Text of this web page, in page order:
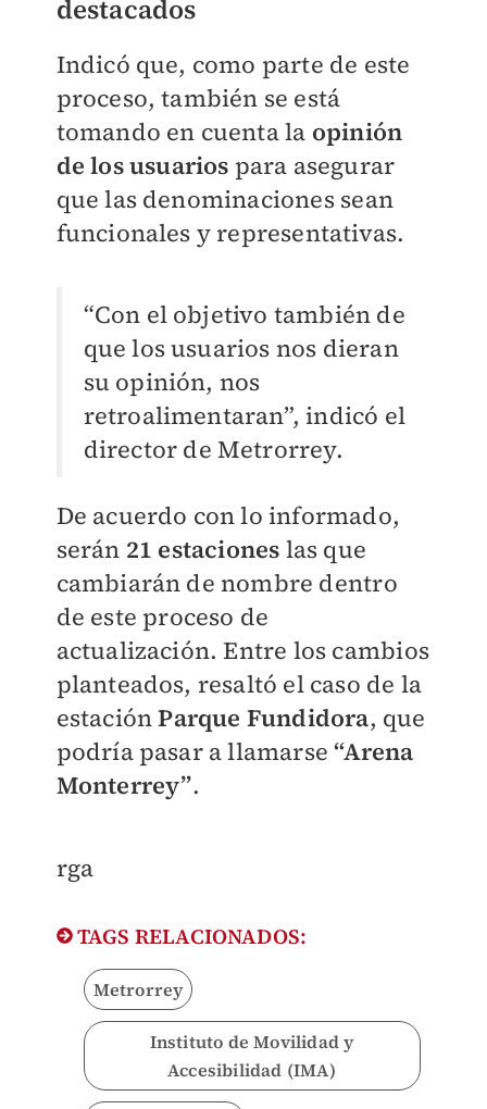
destacados
Indicó que, como parte de este
proceso, también se está
tomando en cuenta la opinión
de los usuarios para asegurar
que las denominaciones sean
funcionales y representativas.
“Con el objetivo también de
que los usuarios nos dieran
su opinión, nos
retroalimentaran”, indicó el
director de Metrorrey.
De acuerdo con lo informado,
serán 21 estaciones las que
cambiarán de nombre dentro
de este proceso de
actualización. Entre los cambios
planteados, resaltó el caso de la
estaciónParque Fundidora, que
podría pasar a llamarse“Arena
Monterrey”.
rga
TAGS RELACIONADOS:
Metrorrey
Instituto de Movilidad y
Accesibilidad (IMA)